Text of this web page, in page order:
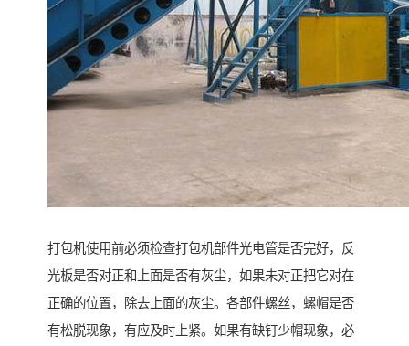
打包机使用前必须检查打包机部件光电管是否完好，反
光板是否对正和上面是否有灰尘，如果未对正把它对在
正确的位置，除去上面的灰尘。各部件螺丝，螺帽是否
有松脱现象，有应及时上紧。如果有缺钉少帽现象，必